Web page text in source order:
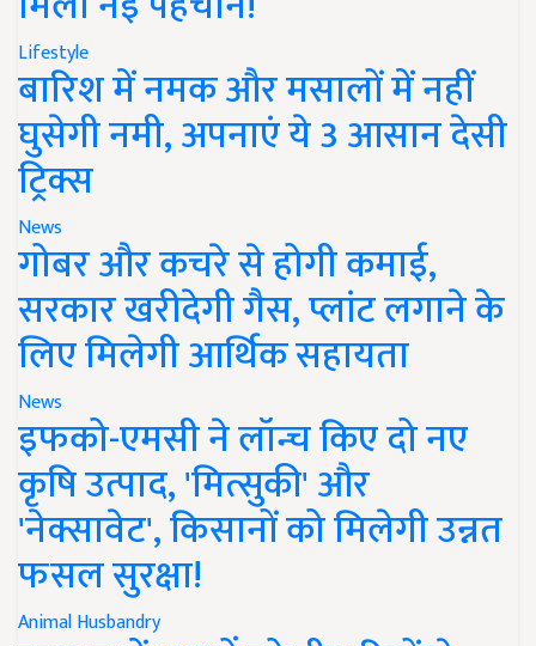
Lifestyle
बारिश में नमक और मसालों में नहीं
घुसेगी नमी, अपनाएं ये 3 आसान देसी
ट्रिक्स
News
गोबर और कचरे से होगी कमाई,
सरकार खरीदेगी गैस, प्लांट लगाने के
लिए मिलेगी आर्थिक सहायता
News
इफको-एमसी ने लॉन्च किए दो नए
कृषि उत्पाद, 'मित्सुकी' और
'नेक्सावेट', किसानों को मिलेगी उन्नत
फसल सुरक्षा!
Animal Husbandry